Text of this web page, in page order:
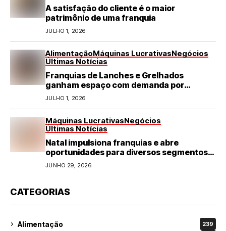
A satisfação do cliente é o maior
patrimônio de uma franquia
JULHO 1, 2026
AlimentaçãoMáquinas LucrativasNegócios
Últimas Notícias
Franquias de Lanches e Grelhados
ganham espaço com demanda por
refeições rápidas e de qualidade
JULHO 1, 2026
Máquinas LucrativasNegócios
Últimas Notícias
Natal impulsiona franquias e abre
oportunidades para diversos segmentos
do varejo
JUNHO 29, 2026
CATEGORIAS
Alimentação 239